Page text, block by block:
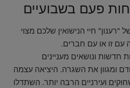
פעם בשבועיים
חיי הנישואין שלכם מצוי
עם זו או עם חברים.
חדשות ונושאים מעניינים
ומגוון את השגרה. היציאה עצמה
ועירניים הרבה יותר. השתדלו